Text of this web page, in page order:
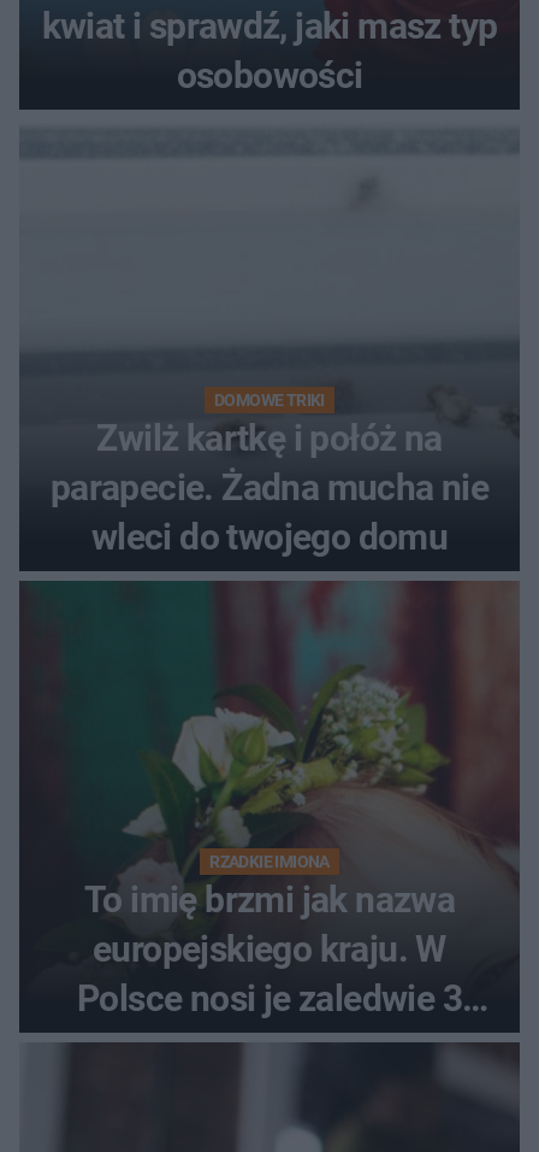
kwiat i sprawdź, jaki masz typ
osobowości
DOMOWE TRIKI
Zwilż kartkę i połóż na
parapecie. Żadna mucha nie
wleci do twojego domu
RZADKIE IMIONA
To imię brzmi jak nazwa
europejskiego kraju. W
Polsce nosi je zaledwie 3
kobiety